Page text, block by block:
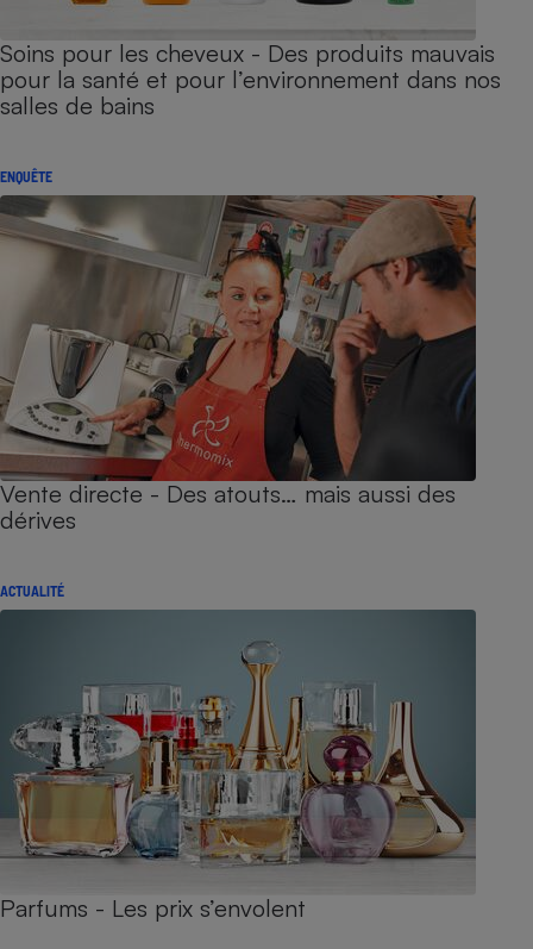
Soins pour les cheveux - Des produits mauvais
pour la santé et pour l’environnement dans nos
salles de bains
ENQUÊTE
Vente directe - Des atouts… mais aussi des
dérives
ACTUALITÉ
Parfums - Les prix s’envolent